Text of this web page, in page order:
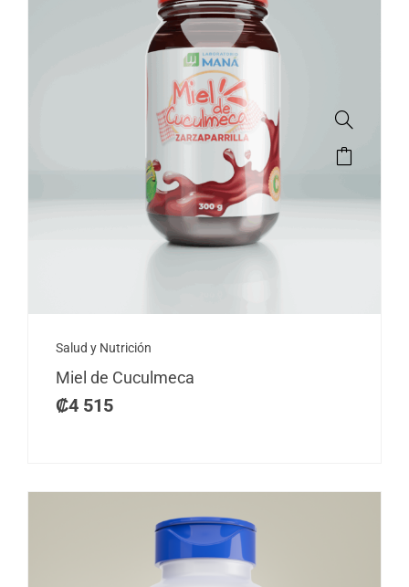
Salud y Nutrición
Miel de Cuculmeca
₡4 515